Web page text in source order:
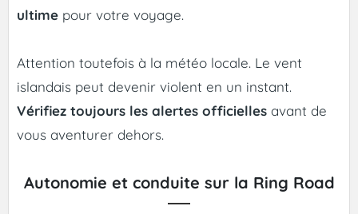
ultime pour votre voyage.
Attention toutefois à la météo locale. Le vent
islandais peut devenir violent en un instant.
Vérifiez toujours les alertes officielles avant de
vous aventurer dehors.
Autonomie et conduite sur la Ring Road